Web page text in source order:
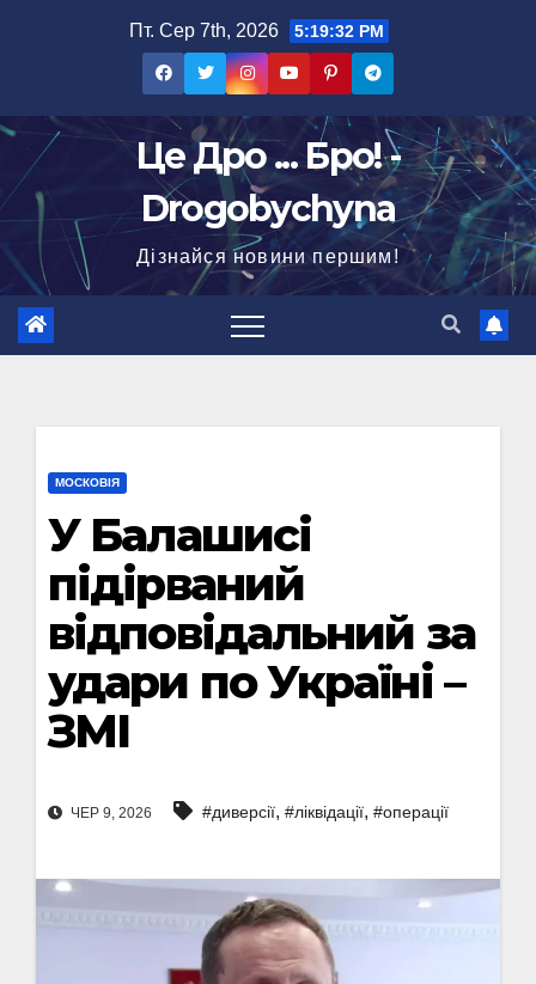
Пт. Сер 7th, 2026 5:19:33 PM
Це Дро ... Бро! -
Drogobychyna
Дізнайся новини першим!
МОСКОВІЯ
У Балашисі
підірваний
відповідальний за
удари по Україні –
ЗМІ
ЧЕР 9, 2026 #диверсії, #ліквідації, #операції